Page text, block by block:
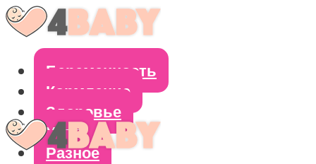
Беременность
Кормление
Здоровье
Уход
Разное